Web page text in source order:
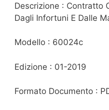
Descrizione : Contratto
Dagli Infortuni E Dalle
Modello : 60024c
Edizione : 01-2019
Formato Documento :